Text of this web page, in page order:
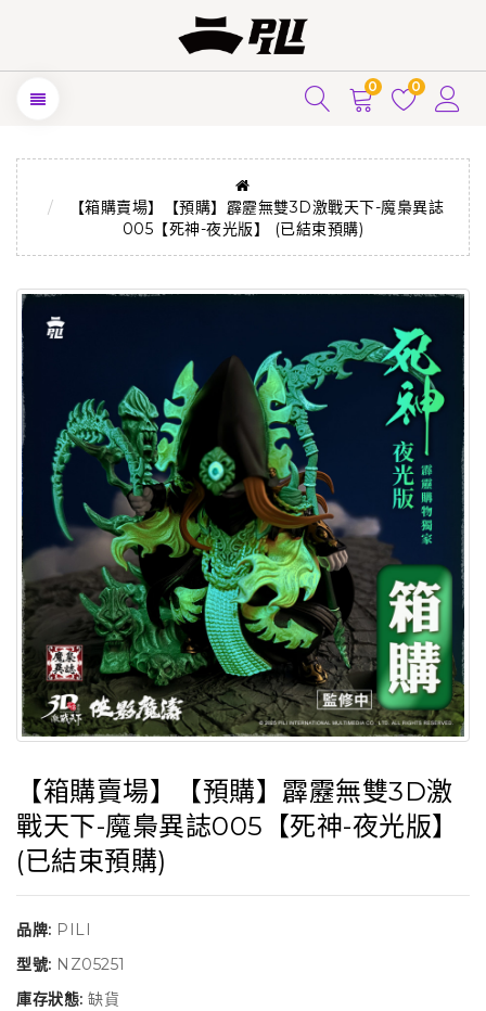
0 0
【箱購賣場】【預購】霹靂無雙3D激戰天下-魔梟異誌
005【死神-夜光版】 (已結束預購)
【箱購賣場】【預購】霹靂無雙3D激
戰天下-魔梟異誌005【死神-夜光版】
(已結束預購)
品牌: PILI
型號: NZ05251
庫存狀態: 缺貨